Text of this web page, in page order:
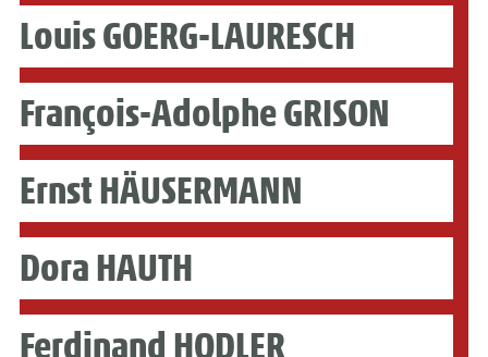
Louis GOERG-LAURESCH
François-Adolphe GRISON
Ernst HÄUSERMANN
Dora HAUTH
Ferdinand HODLER